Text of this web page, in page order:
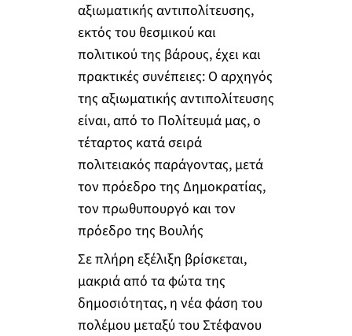
αξιωματικής αντιπολίτευσης,
εκτός του θεσμικού και
πολιτικού της βάρους, έχει και
πρακτικές συνέπειες: Ο αρχηγός
της αξιωματικής αντιπολίτευσης
είναι, από το Πολίτευμά μας, ο
τέταρτος κατά σειρά
πολιτειακός παράγοντας, μετά
τον πρόεδρο της Δημοκρατίας,
τον πρωθυπουργό και τον
πρόεδρο της Βουλής
Σε πλήρη εξέλιξη βρίσκεται,
μακριά από τα φώτα της
δημοσιότητας, η νέα φάση του
πολέμου μεταξύ του Στέφανου